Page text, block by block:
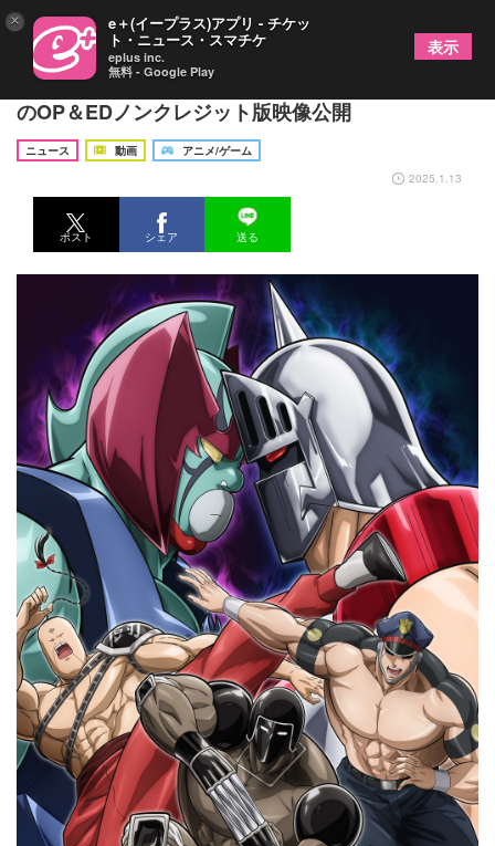
TVアニメ『キン肉マン』完璧超人始祖編Season 2
のOP＆EDノンクレジット版映像公開
ニュース 動画
アニメ/ゲーム
2025.1.13
ポスト シェア 送る
× e＋(イープラス)アプリ - チケッ
ト・ニュース・スマチケ
eplus inc.
無料 - Google Play
表示